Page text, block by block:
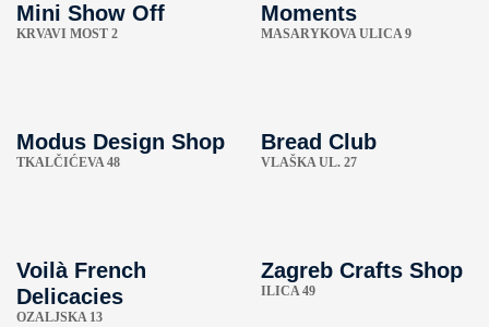
Mini Show Off
KRVAVI MOST 2
Moments
MASARYKOVA ULICA 9
Modus Design Shop
TKALČIĆEVA 48
Bread Club
VLAŠKA UL. 27
Voilà French
Delicacies
OZALJSKA 13
Zagreb Crafts Shop
ILICA 49